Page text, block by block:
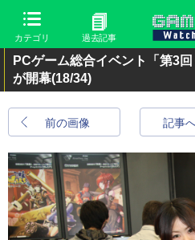
カテゴリ 過去記事
PCゲーム総合イベント「第3
が開幕(18/34)
前の画像 記事